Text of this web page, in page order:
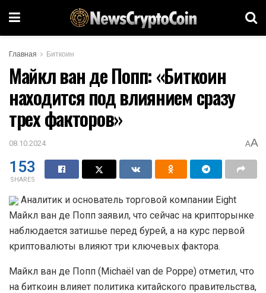
Главная Биткоин
Майкл ван де Попп: «Биткоин
находится под влиянием сразу
трех факторов»
08.10.2024 AA
153
SHARES
Аналитик и основатель торговой компании Eight
Майкл ван де Попп заявил, что сейчас на крипторынке
наблюдается затишье перед бурей, а на курс первой
криптовалюты влияют три ключевых фактора.
Майкл ван де Попп (Michaël van de Poppe) отметил, что
на биткоин влияет политика китайского правительства,